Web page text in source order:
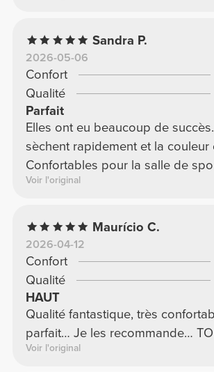
Sandra P.
2026-05-06
Confort
Qualité
Parfait
Elles ont eu beaucoup de
sèchent rapidement et la couleur
Confortables pour la salle de
Voir l'original
Maurício C.
2026-04-12
Confort
Qualité
HAUT
Qualité fantastique, très
parfait… Je les recommande…
Voir l'original